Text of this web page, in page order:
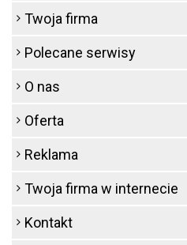
Twoja firma
Polecane serwisy
O nas
Oferta
Reklama
Twoja firma w internecie
Kontakt